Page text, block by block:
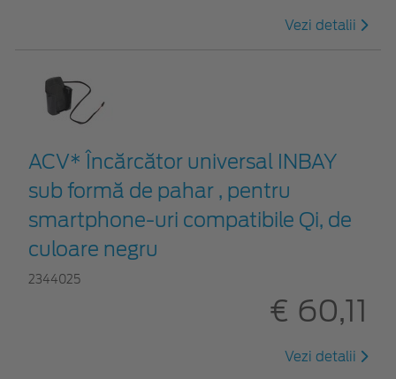
Vezi detalii
ACV* Încărcător universal INBAY
sub formă de pahar , pentru
smartphone-uri compatibile Qi, de
culoare negru
2344025
€ 60,11
Vezi detalii